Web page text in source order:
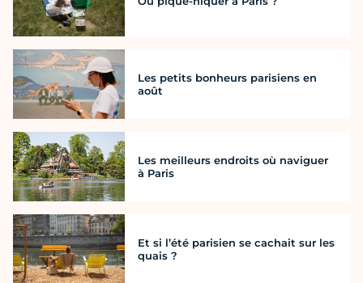
Les petits bonheurs parisiens en
août
Les meilleurs endroits où naviguer
à Paris
Et si l’été parisien se cachait sur les
quais ?